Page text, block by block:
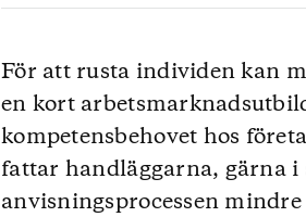
För att rusta individen kan
en kort
kompetensbehovet hos
fattar handläggarna, gärna
anvisningsprocessen